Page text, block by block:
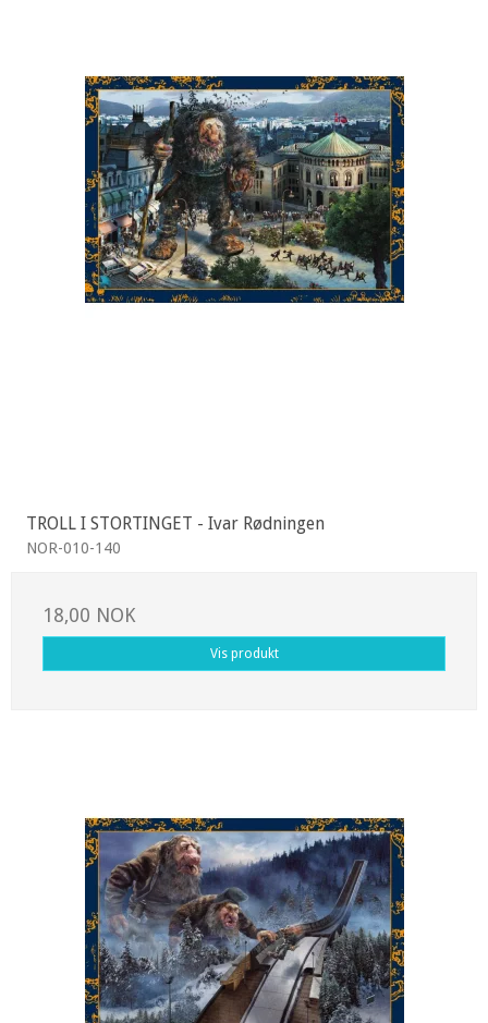
TROLL I STORTINGET - Ivar Rødningen
NOR-010-140
18,00 NOK
Vis produkt